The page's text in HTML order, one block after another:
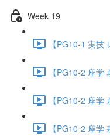
Week 19
【PG10-1 実
【PG10-2 座
【PG10-2 座
【PG10-2 座